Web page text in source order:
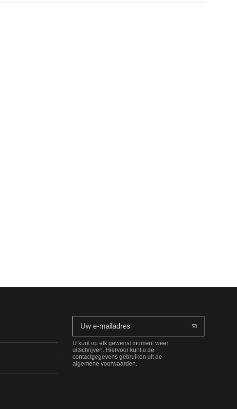
U kunt op elk gewenst moment weer
uitschrijven. Hiervoor kunt u de
contactgegevens gebruiken uit de
algemene voorwaarden.